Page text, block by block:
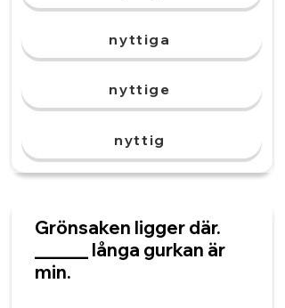
nyttiga
nyttige
nyttig
Grönsaken ligger där.
______ långa gurkan är
min.